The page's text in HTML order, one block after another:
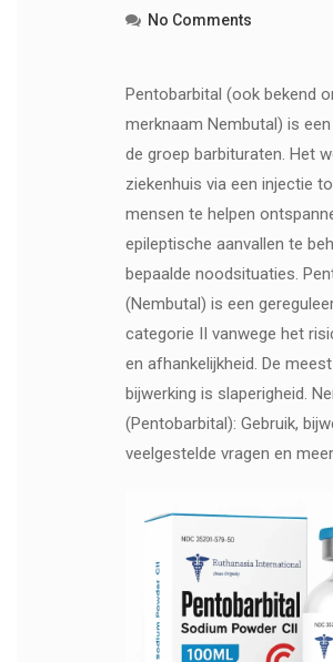
No Comments
Pentobarbital (ook bekend
merknaam Nembutal) is
de groep barbituraten. Het
ziekenhuis via een injectie
mensen te helpen
epileptische aanvallen te
bepaalde noodsituaties.
(Nembutal) is een
categorie II vanwege het
en afhankelijkheid. De
bijwerking is slaperigheid.
(Pentobarbital): Gebruik,
veelgestelde vragen en meer